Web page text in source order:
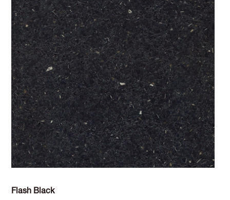
Flash Black